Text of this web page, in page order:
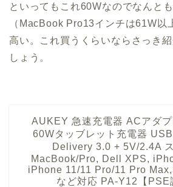
といってもこれ60Wなのでなんと
（MacBook Pro13インチは61W以
高い。これ買うくらいならさっき
しょう。
AUKEY 急速充電器 ACアダ
60Wタッブレット充電器
Delivery 3.0 + 5V/2.4A
MacBook/Pro, Dell XPS,
iPhone 11/11 Pro/11 Pro
など対応 PA-Y12【PSE